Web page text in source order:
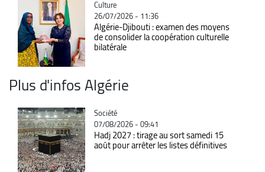
Catégorie
Culture
26/07/2026 - 11:36
Algérie-Djibouti : examen des moyens
de consolider la coopération culturelle
bilatérale
Plus d'infos Algérie
Catégorie
Société
07/08/2026 - 09:41
Hadj 2027 : tirage au sort samedi 15
août pour arrêter les listes définitives